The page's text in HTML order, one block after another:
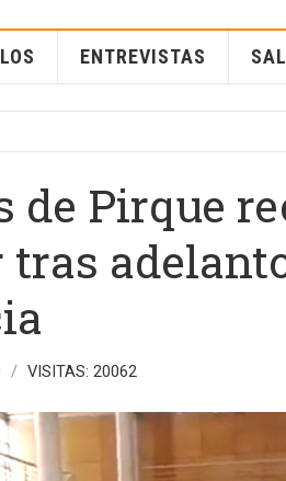
ENTREVISTAS
de Pirque
VISITAS: 20062